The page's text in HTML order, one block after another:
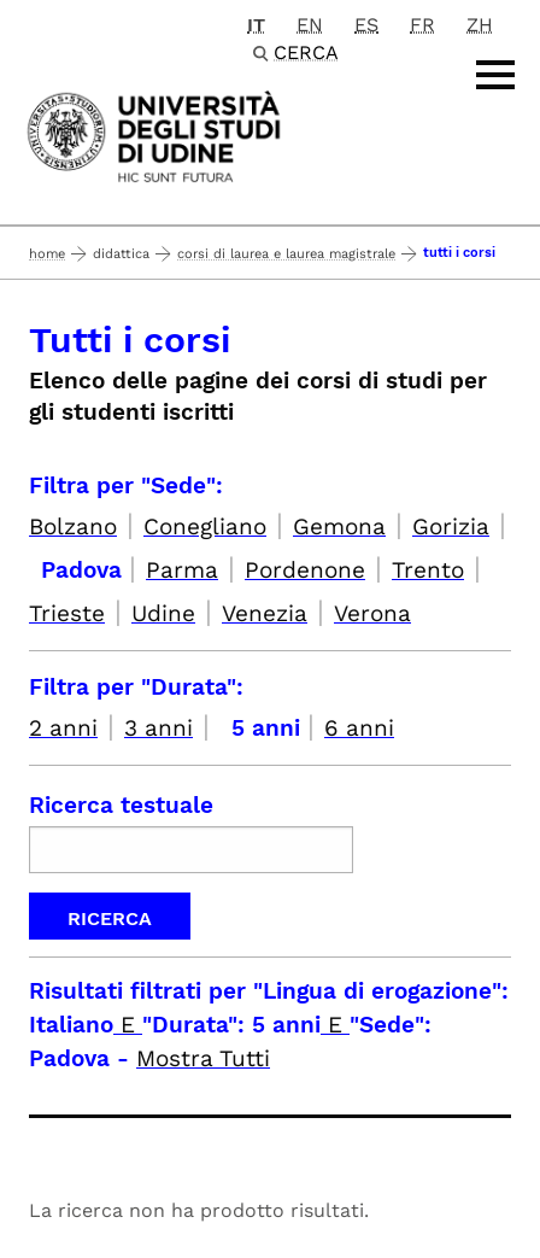
Passa al contenuto principale
IT EN ES FR
ZH
CERCA
home didattica corsi di laurea e laurea magistrale tutti i corsi
Tutti i corsi
Elenco delle pagine dei corsi di studi per
gli studenti iscritti
Filtra per "Sede":
Bolzano | Conegliano | Gemona | Gorizia |
Padova | Parma | Pordenone | Trento |
Trieste | Udine | Venezia | Verona
Filtra per "Durata":
2 anni | 3 anni | 5 anni | 6 anni
Ricerca testuale
Risultati filtrati per "Lingua di erogazione":
Italiano E "Durata": 5 anni E "Sede":
Padova - Mostra Tutti
La ricerca non ha prodotto risultati.